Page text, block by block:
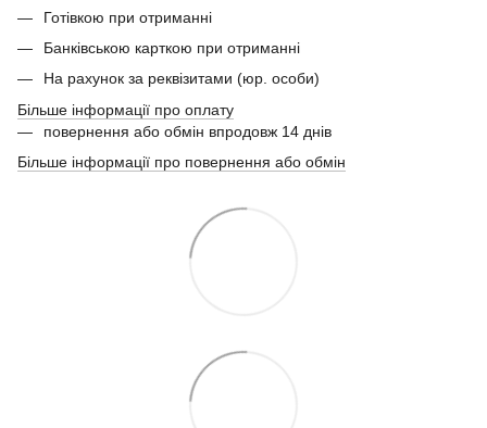
Готівкою при отриманні
Банківською карткою при отриманні
На рахунок за реквізитами (юр. особи)
Більше інформації про оплату
повернення або обмін впродовж 14 днів
Більше інформації про повернення або обмін